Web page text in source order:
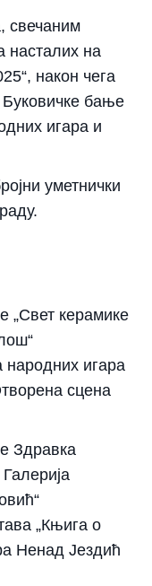
, свечаним
насталих на
након чега
Буковичке бање
игара и
уметнички
„Свет керамике
игара
сцена
Здравка
„Књига о
Ненад Јездић